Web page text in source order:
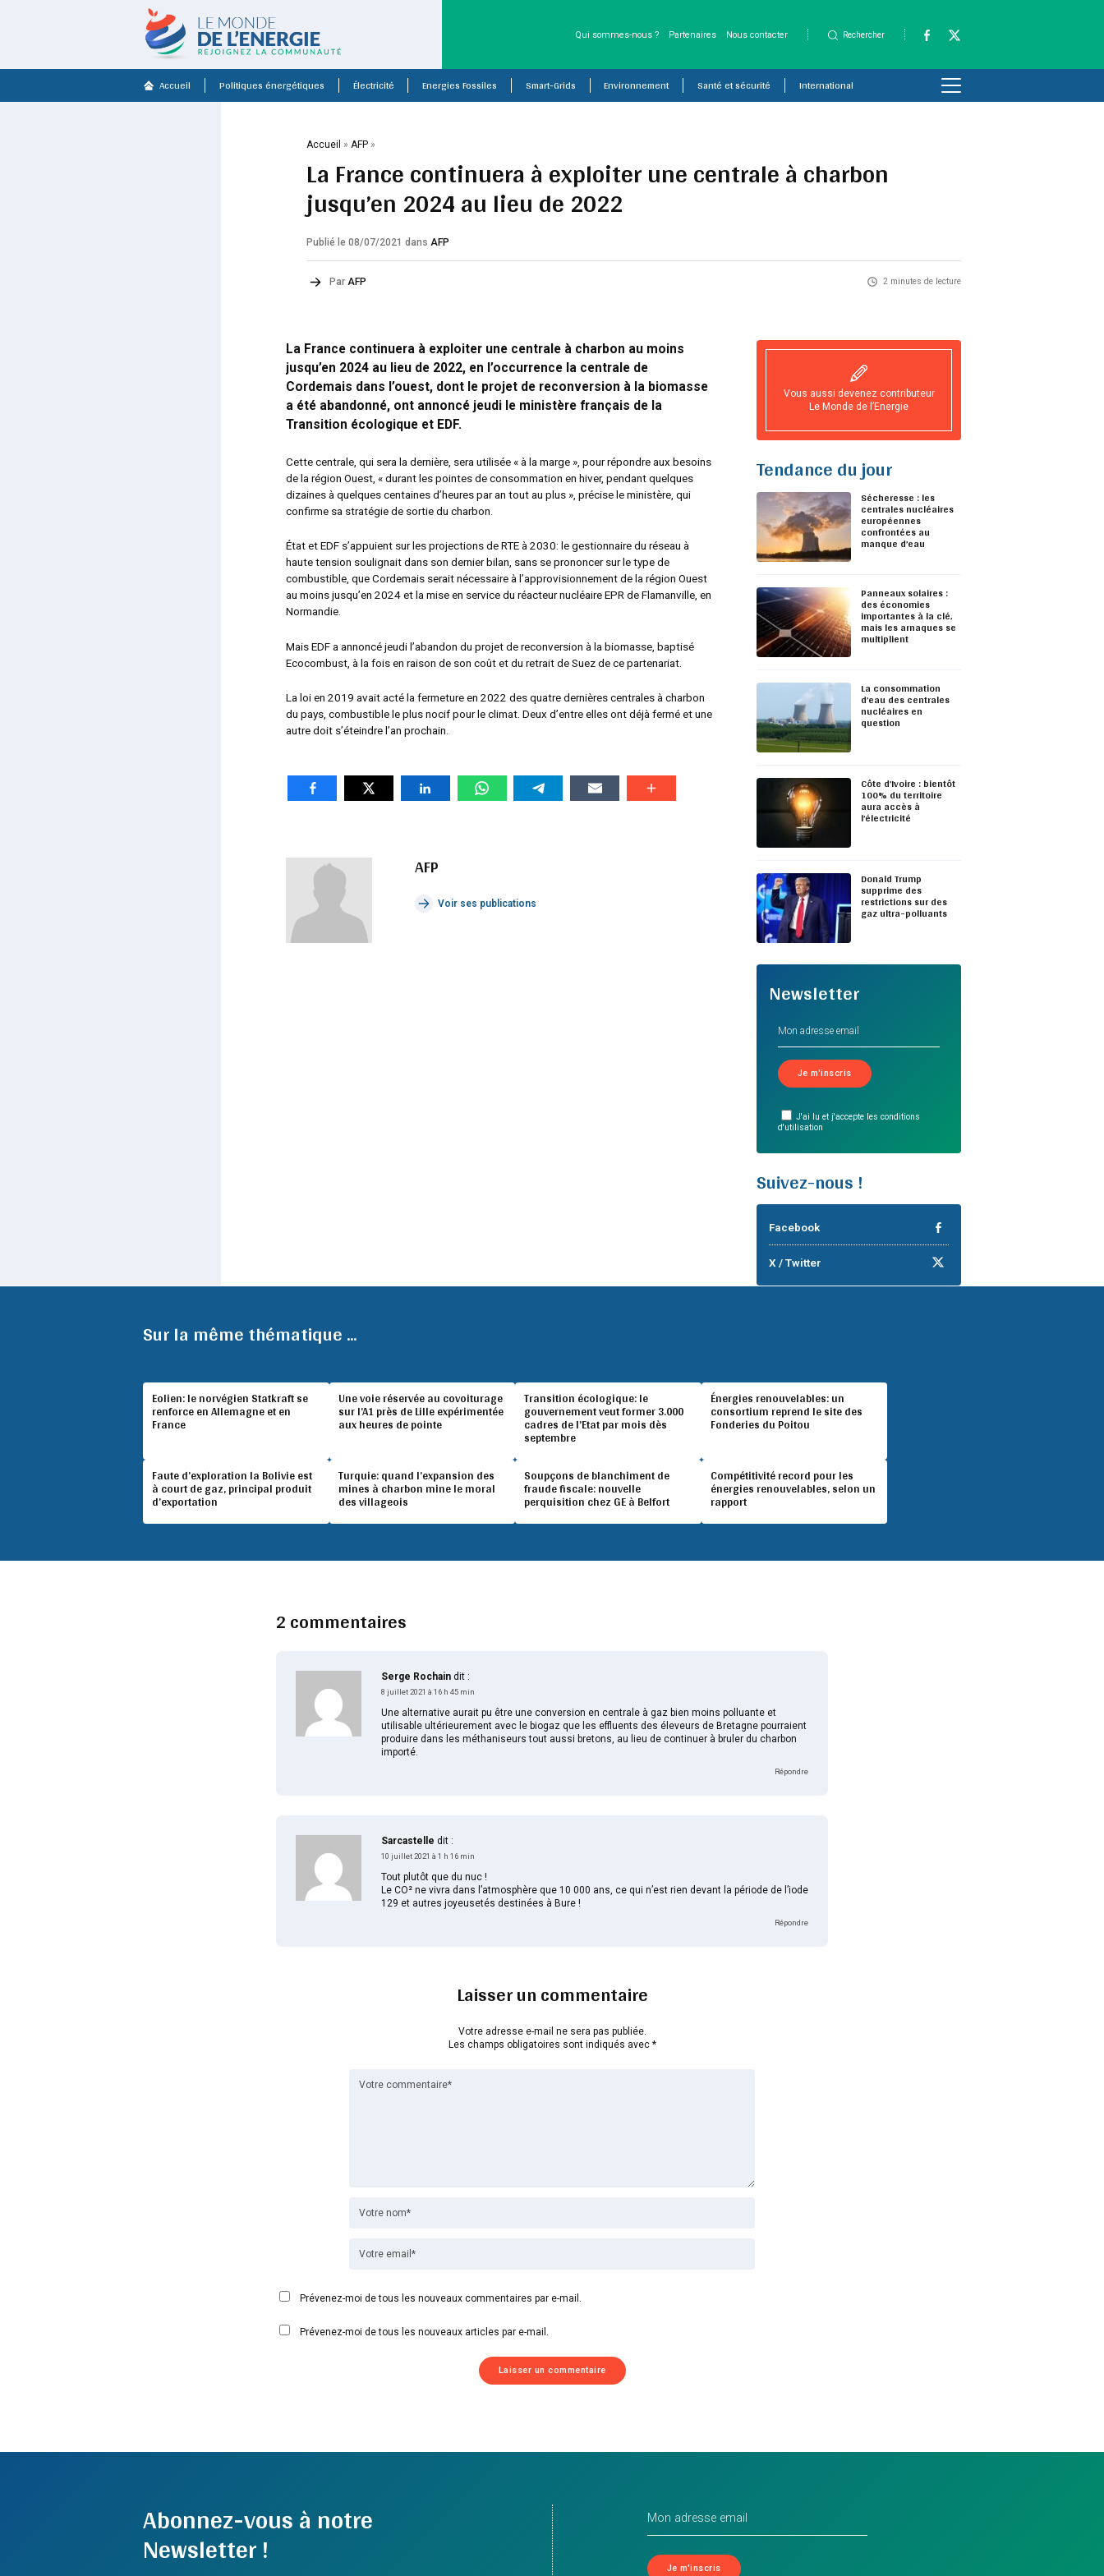
Qui sommes-nous ? Partenaires Nous contacter Rechercher
Accueil Politiques énergétiques Électricité Energies Fossiles Smart-Grids Environnement Santé et sécurité International
Accueil »AFP »
La France continuera à exploiter une centrale à charbon
jusqu’en 2024 au lieu de 2022
Publié le 08/07/2021dans AFP
Par AFP 2 minutes de lecture
La France continuera à exploiter une centrale à charbon au moins
jusqu’en 2024 au lieu de 2022, en l’occurrence la centrale de
Cordemais dans l’ouest, dont le projet de reconversion à la biomasse
a été abandonné, ont annoncé jeudi le ministère français de la
Transition écologique et EDF.
Cette centrale, qui sera la dernière, sera utilisée « à la marge », pour répondre aux besoins
de la région Ouest, « durant les pointes de consommation en hiver, pendant quelques
dizaines à quelques centaines d’heures par an tout au plus », précise le ministère, qui
confirme sa stratégie de sortie du charbon.
État et EDF s’appuient sur les projections de RTE à 2030: le gestionnaire du réseau à
haute tension soulignait dans son dernier bilan, sans se prononcer sur le type de
combustible, que Cordemais serait nécessaire à l’approvisionnement de la région Ouest
au moins jusqu’en 2024 et la mise en service du réacteur nucléaire EPR de Flamanville, en
Normandie.
Mais EDF a annoncé jeudi l’abandon du projet de reconversion à la biomasse, baptisé
Ecocombust, à la fois en raison de son coût et du retrait de Suez de ce partenariat.
La loi en 2019 avait acté la fermeture en 2022 des quatre dernières centrales à charbon
du pays, combustible le plus nocif pour le climat. Deux d’entre elles ont déjà fermé et une
autre doit s’éteindre l’an prochain.
AFP
Voir ses publications
Vous aussi devenez contributeur
Le Monde de l’Energie
Tendance du jour
Sécheresse : les
centrales nucléaires
européennes
confrontées au
manque d’eau
Panneaux solaires :
des économies
importantes à la clé,
mais les arnaques se
multiplient
La consommation
d’eau des centrales
nucléaires en
question
Côte d’Ivoire : bientôt
100% du territoire
aura accès à
l’électricité
Donald Trump
supprime des
restrictions sur des
gaz ultra-polluants
Newsletter
J'ai lu et j'accepte les conditions
d'utilisation
Suivez-nous !
Facebook
X / Twitter
Sur la même thématique ...
Eolien: le norvégien Statkraft se
renforce en Allemagne et en
France
Une voie réservée au covoiturage
sur l’A1 près de Lille expérimentée
aux heures de pointe
Transition écologique: le
gouvernement veut former 3.000
cadres de l’Etat par mois dès
septembre
Énergies renouvelables: un
consortium reprend le site des
Fonderies du Poitou
Faute d’exploration la Bolivie est
à court de gaz, principal produit
d’exportation
Turquie: quand l’expansion des
mines à charbon mine le moral
des villageois
Soupçons de blanchiment de
fraude fiscale: nouvelle
perquisition chez GE à Belfort
Compétitivité record pour les
énergies renouvelables, selon un
rapport
2 commentaires
Serge Rochain dit :
8 juillet 2021 à 16 h 45 min
Une alternative aurait pu être une conversion en centrale à gaz bien moins polluante et
utilisable ultérieurement avec le biogaz que les effluents des éleveurs de Bretagne pourraient
produire dans les méthaniseurs tout aussi bretons, au lieu de continuer à bruler du charbon
importé.
Répondre
Sarcastelle dit :
10 juillet 2021 à 1 h 16 min
Tout plutôt que du nuc !
Le CO² ne vivra dans l’atmosphère que 10 000 ans, ce qui n’est rien devant la période de l’iode
129 et autres joyeusetés destinées à Bure !
Répondre
Laisser un commentaire
Votre adresse e-mail ne sera pas publiée.
Les champs obligatoires sont indiqués avec *
Prévenez-moi de tous les nouveaux commentaires par e-mail.
Prévenez-moi de tous les nouveaux articles par e-mail.
Abonnez-vous à notre
Newsletter !